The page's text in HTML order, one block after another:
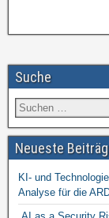
Suche
Neueste
KI- und
Analyse für die